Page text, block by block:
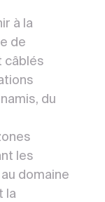
à la
de
câblés
du
les
domaine
la